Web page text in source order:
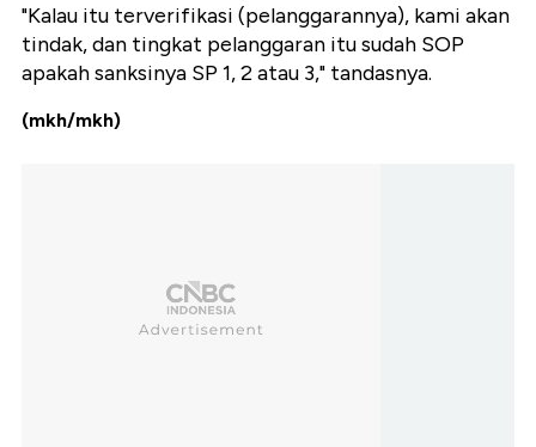
"Kalau itu terverifikasi (pelanggarannya), kami akan
tindak, dan tingkat pelanggaran itu sudah SOP
apakah sanksinya SP 1, 2 atau 3," tandasnya.
(mkh/mkh)